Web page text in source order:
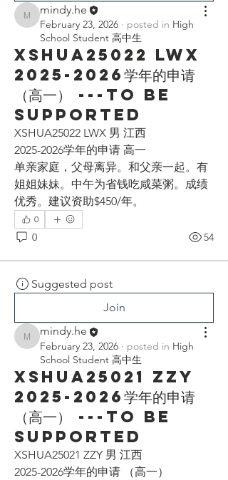
mindy.he
mindy.he
February 23, 2026 · posted in High
School Student 高中生
XSHUA25022 LWX
2025-2026学年的申请
（高一） ---To be
supported
XSHUA25022 LWX 男 江西
2025-2026学年的申请 高一
单亲家庭，父母离异。和父亲一起。有
姐姐妹妹。中午为省钱吃咸菜粥。成绩
优秀。建议资助$450/年。
0
0 54
Suggested post
Join
mindy.he
mindy.he
February 23, 2026 · posted in High
School Student 高中生
XSHUA25021 ZZY
2025-2026学年的申请
（高一） ---To be
supported
XSHUA25021 ZZY 男 江西
2025-2026学年的申请 （高一）